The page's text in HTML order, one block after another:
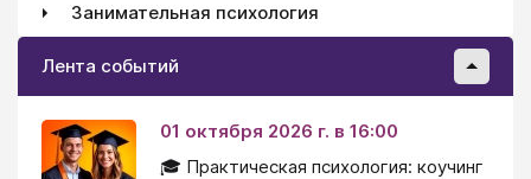
Занимательная психология
Лента событий
01 октября 2026 г. в 16:00
🎓 Практическая психология: коучинг